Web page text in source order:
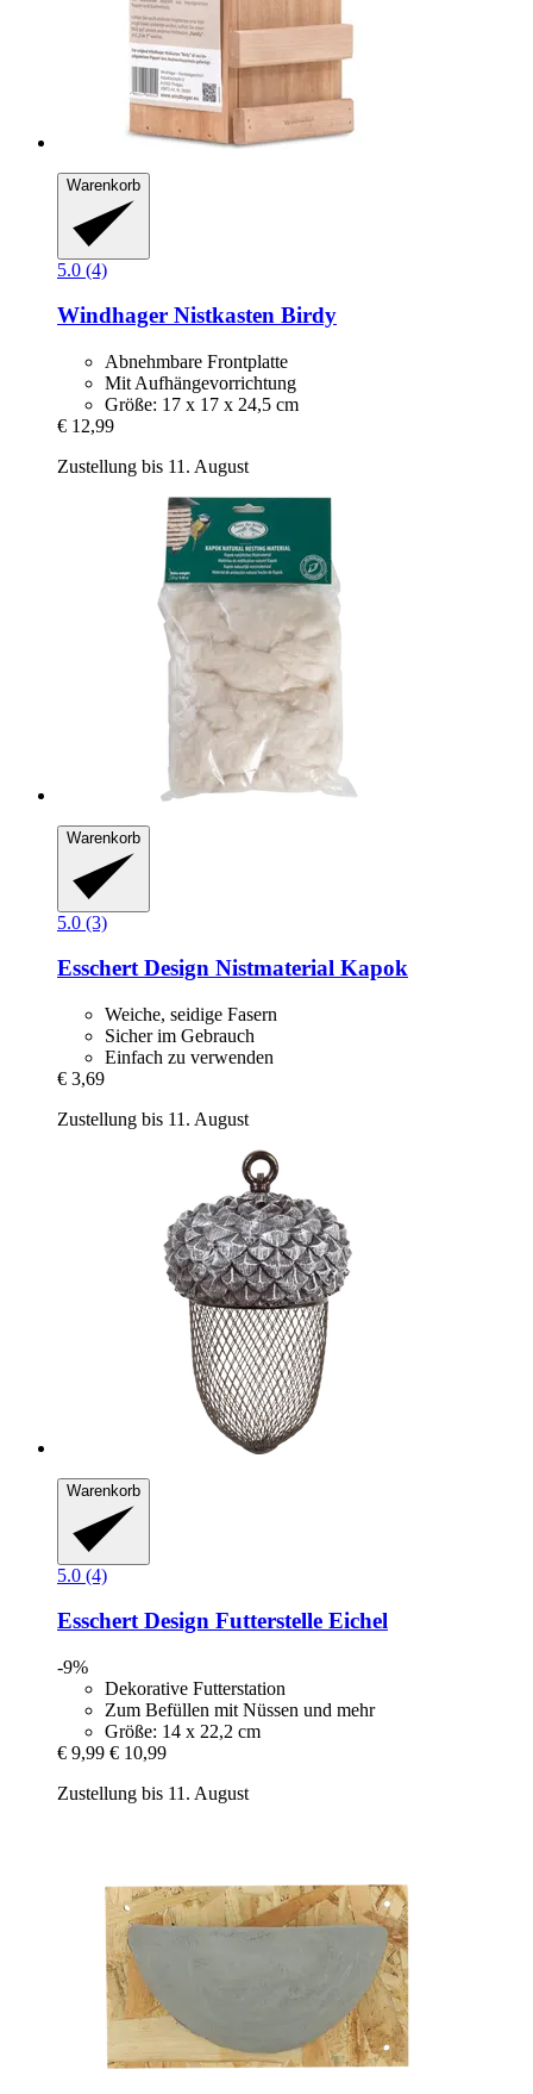
Warenkorb
5.0 (4)
Windhager Nistkasten Birdy
Abnehmbare Frontplatte
Mit Aufhängevorrichtung
Größe: 17 x 17 x 24,5 cm
€ 12,99
Zustellung bis 11. August
Warenkorb
5.0 (3)
Esschert Design Nistmaterial Kapok
Weiche, seidige Fasern
Sicher im Gebrauch
Einfach zu verwenden
€ 3,69
Zustellung bis 11. August
Warenkorb
5.0 (4)
Esschert Design Futterstelle Eichel
-9%
Dekorative Futterstation
Zum Befüllen mit Nüssen und mehr
Größe: 14 x 22,2 cm
€ 9,99 € 10,99
Zustellung bis 11. August